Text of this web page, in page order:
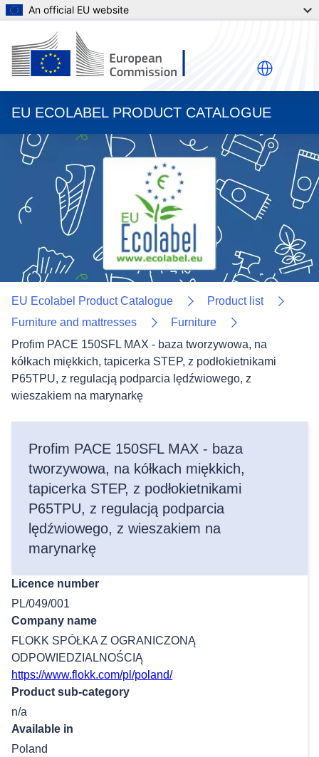
An official EU website
EU ECOLABEL PRODUCT CATALOGUE
EU Ecolabel Product Catalogue
Product list
Furniture and mattresses
Furniture
Profim PACE 150SFL MAX - baza tworzywowa, na
kółkach miękkich, tapicerka STEP, z podłokietnikami
P65TPU, z regulacją podparcia lędźwiowego, z
wieszakiem na marynarkę
Profim PACE 150SFL MAX - baza
tworzywowa, na kółkach miękkich,
tapicerka STEP, z podłokietnikami
P65TPU, z regulacją podparcia
lędźwiowego, z wieszakiem na
marynarkę
Licence number
PL/049/001
Company name
FLOKK SPÓŁKA Z OGRANICZONĄ
ODPOWIEDZIALNOŚCIĄ
https://www.flokk.com/pl/poland/
Product sub-category
n/a
Available in
Poland